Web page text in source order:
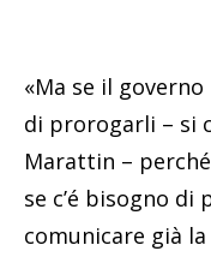
«Ma se il
di prorogarli – si
Marattin –
se c’é bisogno
comunicare già